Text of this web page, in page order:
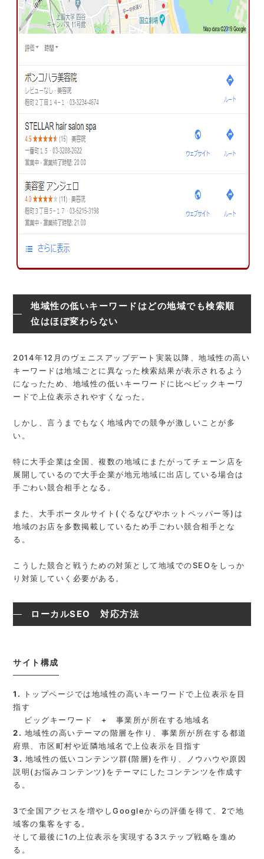
地域性の低いキーワードはどの地域でも検索順
位はほぼ変わらない
2014年12月のヴェニスアップデート実装以降、地域性の高い
キーワードは地域ごとに異なった検索結果が表示されるよう
になったため、地域性の低いキーワードに比べビックキーワ
ードで上位表示されやすくなった。
しかし、言うまでもなく地域内での競争が激しいことが多
い。
特に大手企業は全国、複数の地域にまたがってチェーン店を
展開しているので大手企業が地元地域に出店している場合は
手ごわい競合相手となる。
また、大手ポータルサイト(ぐるなびやホットペッパー等)は
地域のお店を多数掲載しているため手ごわい競合相手とな
る。
こうした競合と戦うための対策として地域でのSEOをしっか
り対策していく必要がある。
ローカルSEO 対応方法
サイト構成
1.
トップページでは地域性の高いキーワードで上位表示を目
指す
ビッグキーワード + 事業所が所在する地域名
2. 地域性の高いテーマの階層を作り、事業所が所在する都道
府県、市区町村や近隣地域名で上位表示を目指す
3. 地域性の低いコンテンツ群(階層)を作り、ノウハウや原因
説明(お悩みコンテンツ)をテーマにしたコンテンツを作成す
る。
3で全国アクセスを増やしGoogleからの評価を得て、2で地
域客の集客をする。
そして最後に1の上位表示を実現する3ステップ戦略を進め
る。